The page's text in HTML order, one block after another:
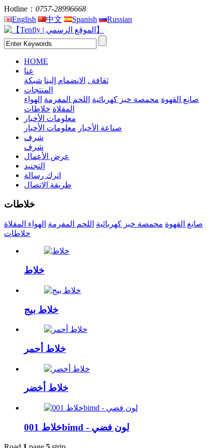
Hotline： 0757-28996668
English
中文 Spanish Russian
HOME
عنا
ثقافة . الانضمام إلينا شبكة
المنتجات
صانع القهوة محمصة خبز كهربائية اللحم المفرمة الهواء
المقلاة خلاطات
معلومات الأخبار
صناعة الأخبار معلومات الأخبار
شرف
شرف
عرض الأعمال
التجنيد
اترك رسالة
طريقة الاتصال
خلاطات
صانع القهوة محمصة خبز كهربائية اللحم المفرمة الهواء المقلاة
خلاطات
خلاط
خلاط بيج
خلاط أحمر
خلاط أخضر
خلاط 001bimd - لون فضي